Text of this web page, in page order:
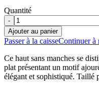
Quantité
-
Ajouter au panier
Passer à la caisseContinuer à
Ce haut sans manches se
plat présentant un motif
élégant et sophistiqué. Taillé